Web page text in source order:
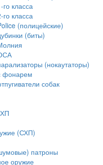
класса
класса
(полицейские)
(биты)
(нокаутаторы)
фонарем
собак
(СХП)
патроны
оружие